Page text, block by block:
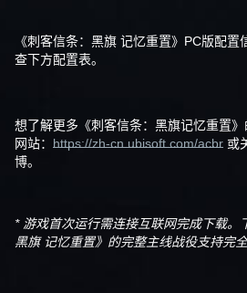
《刺客信条：黑旗 记忆重置》PC版配
查下方配置表。
想了解更多《刺客信条：黑旗记忆重置
网站： https://zh-cn.ubisoft.com/acbr 或
博。
* 游戏首次运行需连接互联网完成下载。
黑旗 记忆重置》的完整主线战役支持完全